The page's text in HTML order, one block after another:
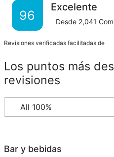
96
Excelente
Desde 2,041
Revisiones verificadas facilitadas de
Los puntos más
revisiones
Bar y bebidas